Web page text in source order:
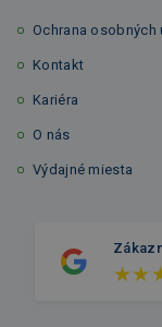
Ochrana osobných
Kontakt
Kariéra
O nás
Výdajné miesta